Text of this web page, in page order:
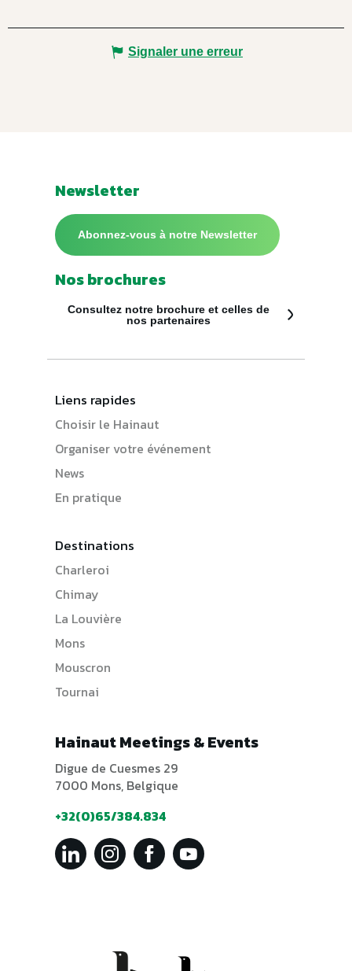
Signaler une erreur
Newsletter
Abonnez-vous à notre Newsletter
Nos brochures
Consultez notre brochure et celles de
nos partenaires
Liens rapides
Choisir le Hainaut
Organiser votre événement
News
En pratique
Destinations
Charleroi
Chimay
La Louvière
Mons
Mouscron
Tournai
Hainaut Meetings & Events
Digue de Cuesmes 29
7000 Mons, Belgique
+32(0)65/384.834